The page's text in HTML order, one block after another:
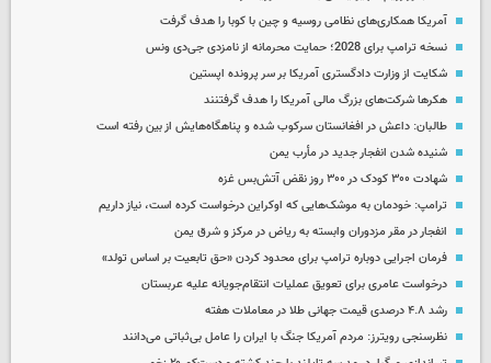
آمریکا همکاری‌های نظامی روسیه و چین با کوبا را هدف گرفت
نسخه ترامپ برای 2028؛ حمایت محرمانه از نامزدی جی‌دی ونس
شکایت از وزارت دادگستری آمریکا بر سر پرونده اپستین
هکرها شرکت‌های بزرگ مالی آمریکا را هدف گرفتنند
طالبان: داعش در افغانستان سرکوب شده و پناهگاه‌هایش از بین رفته است
شنیده شدن انفجار جدید در مأرب یمن
شهادت ۳۰۰ کودک در ۳۰۰ روز نقض آتش‌بس غزه
ترامپ: خودمان به موشک‌هایی که اوکراین درخواست کرده است، نیاز داریم
انفجار در مقر مزدوران وابسته به ریاض در مرکز و شرق یمن
فرمان اجرایی دوباره ترامپ برای محدود کردن «حق تابعیت بر اساس تولد»
درخواست عامری برای تعویق عملیات انتقام‌جویانه علیه عربستان
رشد ۴.۸ درصدی قیمت جهانی طلا در معاملات هفته
نظرسنجی رویترز: مردم آمریکا جنگ با ایران را عامل بی‌ثباتی می‌دانند